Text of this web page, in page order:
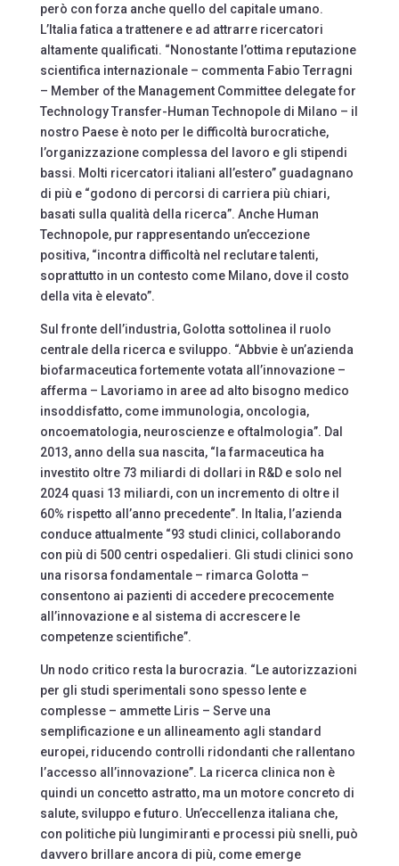
però con forza anche quello del capitale umano.
L’Italia fatica a trattenere e ad attrarre ricercatori
altamente qualificati. “Nonostante l’ottima reputazione
scientifica internazionale – commenta Fabio Terragni
– Member of the Management Committee delegate for
Technology Transfer-Human Technopole di Milano – il
nostro Paese è noto per le difficoltà burocratiche,
l’organizzazione complessa del lavoro e gli stipendi
bassi. Molti ricercatori italiani all’estero” guadagnano
di più e “godono di percorsi di carriera più chiari,
basati sulla qualità della ricerca”. Anche Human
Technopole, pur rappresentando un’eccezione
positiva, “incontra difficoltà nel reclutare talenti,
soprattutto in un contesto come Milano, dove il costo
della vita è elevato”.
Sul fronte dell’industria, Golotta sottolinea il ruolo
centrale della ricerca e sviluppo. “Abbvie è un’azienda
biofarmaceutica fortemente votata all’innovazione –
afferma – Lavoriamo in aree ad alto bisogno medico
insoddisfatto, come immunologia, oncologia,
oncoematologia, neuroscienze e oftalmologia”. Dal
2013, anno della sua nascita, “la farmaceutica ha
investito oltre 73 miliardi di dollari in R&D e solo nel
2024 quasi 13 miliardi, con un incremento di oltre il
60% rispetto all’anno precedente”. In Italia, l’azienda
conduce attualmente “93 studi clinici, collaborando
con più di 500 centri ospedalieri. Gli studi clinici sono
una risorsa fondamentale – rimarca Golotta –
consentono ai pazienti di accedere precocemente
all’innovazione e al sistema di accrescere le
competenze scientifiche”.
Un nodo critico resta la burocrazia. “Le autorizzazioni
per gli studi sperimentali sono spesso lente e
complesse – ammette Liris – Serve una
semplificazione e un allineamento agli standard
europei, riducendo controlli ridondanti che rallentano
l’accesso all’innovazione”. La ricerca clinica non è
quindi un concetto astratto, ma un motore concreto di
salute, sviluppo e futuro. Un’eccellenza italiana che,
con politiche più lungimiranti e processi più snelli, può
davvero brillare ancora di più, come emerge